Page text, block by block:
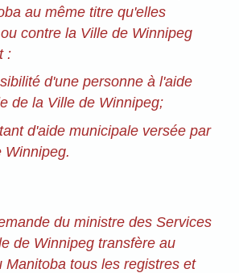
au même titre qu'elles
contre la Ville de Winnipeg
:
d'une personne à l'aide
de la Ville de Winnipeg;
d'aide municipale versée par
Winnipeg.
du ministre des Services
de Winnipeg transfère au
Manitoba tous les registres et